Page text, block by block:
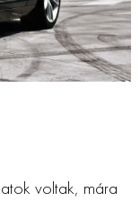
voltak, mára